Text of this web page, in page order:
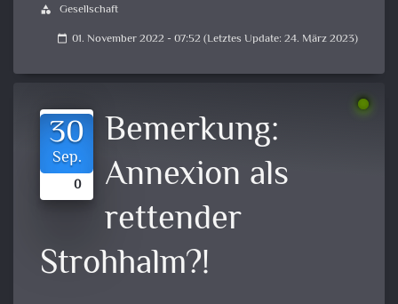
category Gesellschaft
calendar_today 01. November 2022 - 07:52 (Letztes Update: 24. März 2023)
30
Sep.
0
Bemerkung:
Annexion als
rettender
Strohhalm?!